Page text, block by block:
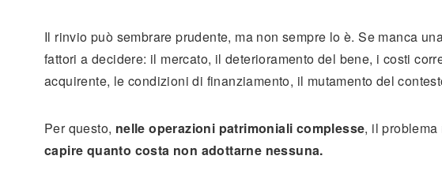
Il rinvio può sembrare prudente, ma non sempre lo è. Se manca
fattori a decidere: il mercato, il deterioramento del bene, i costi
acquirente, le condizioni di finanziamento, il mutamento del
Per questo, nelle operazioni patrimoniali complesse, il
capire quanto costa non adottarne nessuna.